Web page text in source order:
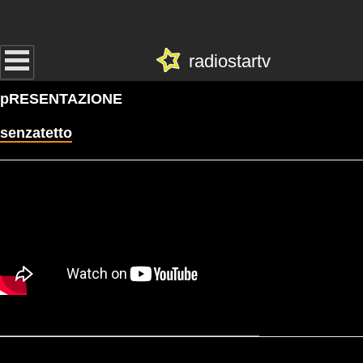
radiostartv
pRESENTAZIONE
senzatetto